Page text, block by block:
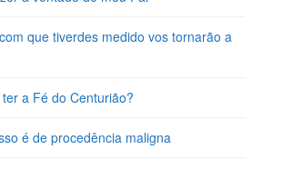
que tiverdes medido vos tornarão a
a Fé do Centurião?
é de procedência maligna